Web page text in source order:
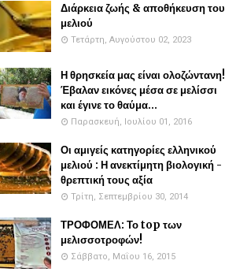
Διάρκεια ζωής & αποθήκευση του
μελιού
Τετάρτη, Αυγούστου 02, 2023
Η θρησκεία μας είναι ολοζώντανη!
Έβαλαν εικόνες μέσα σε μελίσσι
και έγινε το θαύμα...
Παρασκευή, Ιουλίου 01, 2016
Οι αμιγείς κατηγορίες ελληνικού
μελιού : Η ανεκτίμητη βιολογική -
θρεπτική τους αξία
Τρίτη, Σεπτεμβρίου 30, 2014
ΤΡΟΦΟΜΕΛ: Το top των
μελισσοτροφών!
Σάββατο, Μαΐου 16, 2015